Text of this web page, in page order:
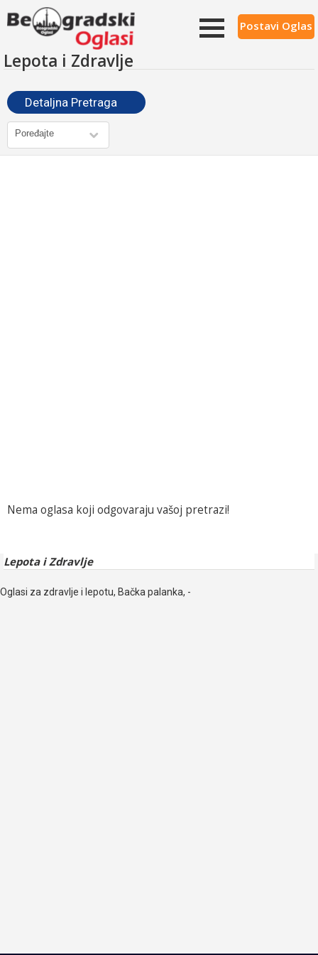
Postavi Oglas
Lepota i Zdravlje
Detaljna Pretraga
Nema oglasa koji odgovaraju vašoj pretrazi!
Lepota i Zdravlje
Oglasi za zdravlje i lepotu, Bačka palanka, -